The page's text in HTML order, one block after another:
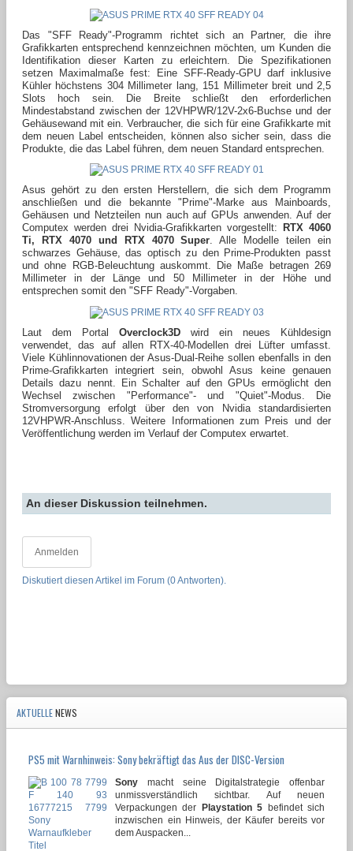
Das "SFF Ready"-Programm richtet sich an Partner, die ihre
Grafikkarten entsprechend kennzeichnen möchten, um Kunden die
Identifikation dieser Karten zu erleichtern. Die Spezifikationen
setzen Maximalmaße fest: Eine SFF-Ready-GPU darf inklusive
Kühler höchstens 304 Millimeter lang, 151 Millimeter breit und 2,5
Slots hoch sein. Die Breite schließt den erforderlichen
Mindestabstand zwischen der 12VHPWR/12V-2x6-Buchse und der
Gehäusewand mit ein. Verbraucher, die sich für eine Grafikkarte mit
dem neuen Label entscheiden, können also sicher sein, dass die
Produkte, die das Label führen, dem neuen Standard entsprechen.
Asus gehört zu den ersten Herstellern, die sich dem Programm
anschließen und die bekannte "Prime"-Marke aus Mainboards,
Gehäusen und Netzteilen nun auch auf GPUs anwenden. Auf der
Computex werden drei Nvidia-Grafikkarten vorgestellt:
RTX 4060
Ti, RTX 4070 und RTX 4070 Super. Alle Modelle teilen ein
schwarzes Gehäuse, das optisch zu den Prime-Produkten passt
und ohne RGB-Beleuchtung auskommt. Die Maße betragen 269
Millimeter in der Länge und 50 Millimeter in der Höhe und
entsprechen somit den "SFF Ready"-Vorgaben.
Laut dem Portal Overclock3D wird ein neues Kühldesign
verwendet, das auf allen RTX-40-Modellen drei Lüfter umfasst.
Viele Kühlinnovationen der Asus-Dual-Reihe sollen ebenfalls in den
Prime-Grafikkarten integriert sein, obwohl Asus keine genauen
Details dazu nennt. Ein Schalter auf den GPUs ermöglicht den
Wechsel zwischen "Performance"- und "Quiet"-Modus. Die
Stromversorgung erfolgt über den von Nvidia standardisierten
12VHPWR-Anschluss. Weitere Informationen zum Preis und der
Veröffentlichung werden im Verlauf der Computex erwartet.
An dieser Diskussion teilnehmen.
Anmelden
Diskutiert diesen Artikel im Forum (0 Antworten).
AKTUELLENEWS
PS5 mit Warnhinweis: Sony bekräftigt das Aus der DISC-Version
Sony macht seine Digitalstrategie offenbar
unmissverständlich sichtbar. Auf neuen
Verpackungen der
Playstation 5 befindet sich
inzwischen ein Hinweis, der Käufer bereits vor
dem Auspacken...